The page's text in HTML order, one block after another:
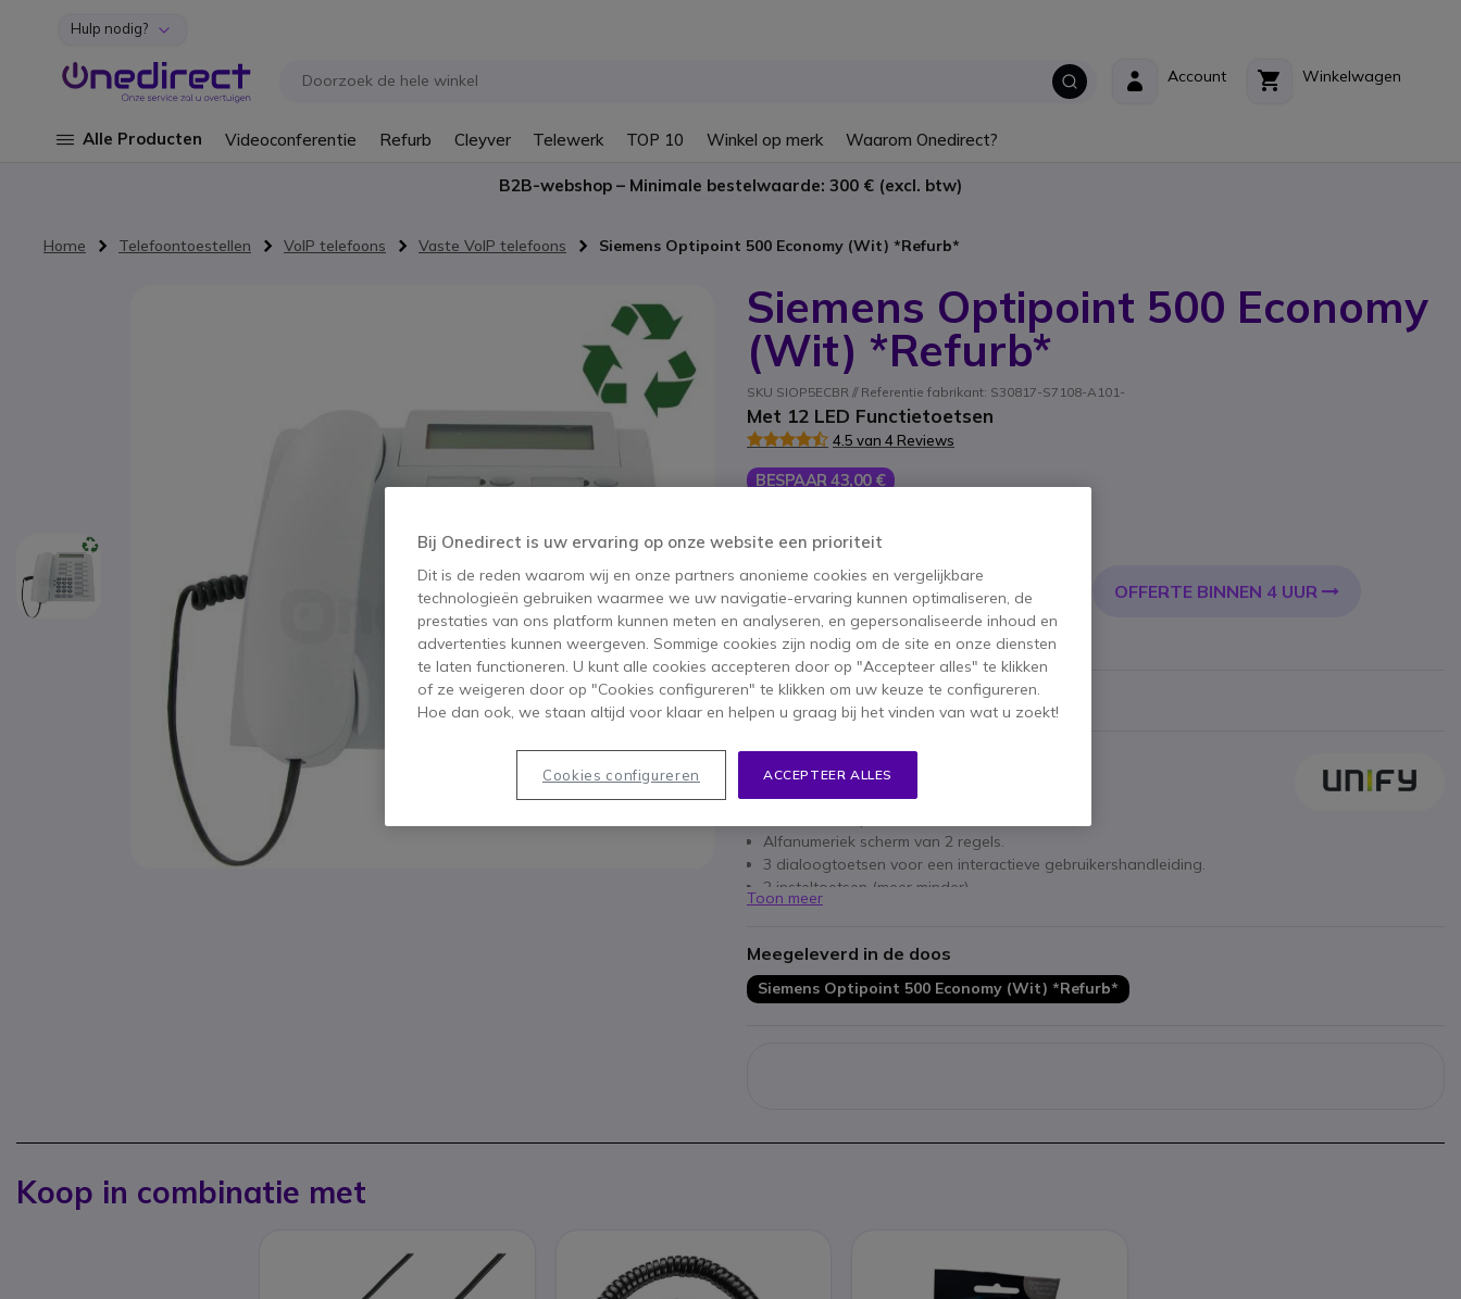
Ga naar de inhoud
Hulp nodig?
Winkelwagen
Account
Alle Producten Videoconferentie Refurb Cleyver Telewerk TOP 10 Winkel op merk Waarom Onedirect?
B2B-webshop – Minimale bestelwaarde: 300 € (excl. btw)
Home Telefoontoestellen VoIP telefoons Vaste VoIP telefoons Siemens Optipoint 500 Economy (Wit) *Refurb*
Siemens Optipoint 500 Economy
(Wit) *Refurb*
SKU SIOP5ECBR // Referentie fabrikant: S30817-S7108-A101-
Met 12 LED Functietoetsen
4.5 van 4 Reviews
BESPAAR 43,00 €
76,95 € ex. BTW
Aantal
IN WINKELWAGEN OFFERTE BINNEN 4 UUR
Niet op voorraad
1 jaarFabrieksgarantie
12 functietoetsen met LED.
Alfanumeriek scherm van 2 regels.
3 dialoogtoetsen voor een interactieve gebruikershandleiding.
2 insteltoetsen (meer minder).
Volumeregeling.
Toon meer
Meegeleverd in de doos
Siemens Optipoint 500 Economy (Wit) *Refurb*
Koop in combinatie met
Bij Onedirect is uw ervaring op onze website een prioriteit
Dit is de reden waarom wij en onze partners anonieme cookies en vergelijkbare
technologieën gebruiken waarmee we uw navigatie-ervaring kunnen optimaliseren, de
prestaties van ons platform kunnen meten en analyseren, en gepersonaliseerde inhoud en
advertenties kunnen weergeven. Sommige cookies zijn nodig om de site en onze diensten
te laten functioneren. U kunt alle cookies accepteren door op "Accepteer alles" te klikken
of ze weigeren door op "Cookies configureren" te klikken om uw keuze te configureren.
Hoe dan ook, we staan altijd voor klaar en helpen u graag bij het vinden van wat u zoekt!
ACCEPTEER ALLES
Cookies configureren